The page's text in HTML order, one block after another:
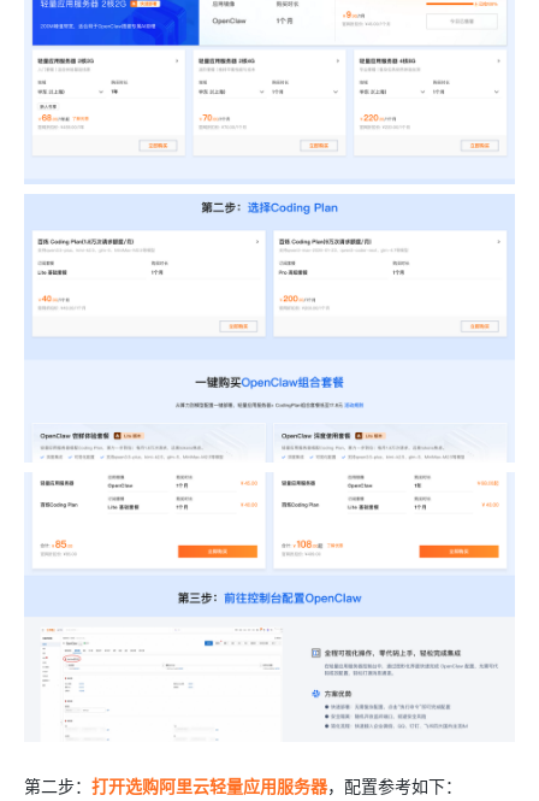
第二步： 打开选购阿里云轻量应用服务器，配置参考如下：